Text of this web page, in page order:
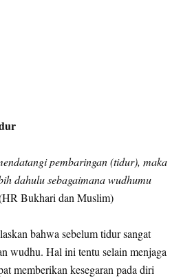
pembaringan (tidur), maka
dahulu sebagaimana wudhumu
Bukhari dan Muslim)
bahwa sebelum tidur sangat
wudhu. Hal ini tentu selain menjaga
memberikan kesegaran pada diri